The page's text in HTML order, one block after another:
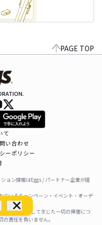
PAGE TOP
て
い合わせ
ーポリシー
ョン情報はEggs / パートナー企業が提
いるキャンペーン・イベント・オーデ
情報を利用して生じた一切の障害につ
責任を負いません。